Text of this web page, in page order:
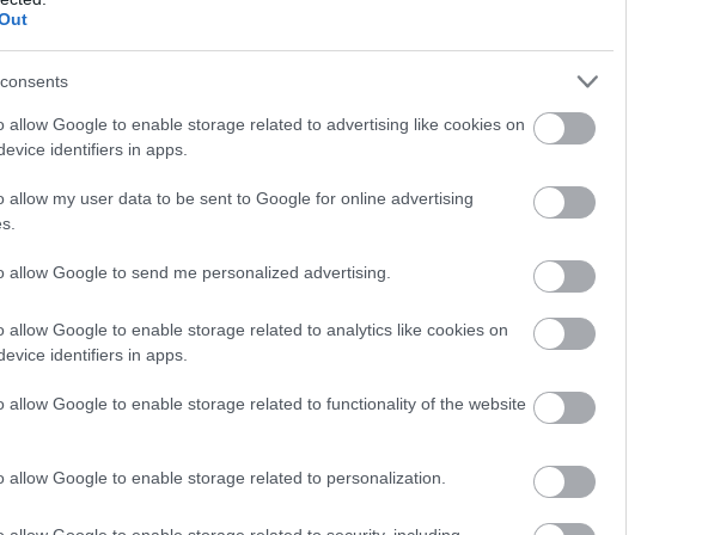
allow Google to enable storage related to advertising like cookies on
identifiers in apps.
allow my user data to be sent to Google for online advertising
allow Google to send me personalized advertising.
allow Google to enable storage related to analytics like cookies on
identifiers in apps.
allow Google to enable storage related to functionality of the website
allow Google to enable storage related to personalization.
και διανυκτερεύσεις. Είναι πάνω απ’
περνά από γενιά σε γενιά με
του τόπου μας διαγράφεται
ευχαριστώ στην απερχόμενη διοίκηση
που αφήνει πίσω της».
Υψηλός κίνδυνος
απαγορεύεται από
την Πολιτική
08.08.2026 | 08:00
στην Εύβοια:
Πλημμύρισε με
(pics&vid)